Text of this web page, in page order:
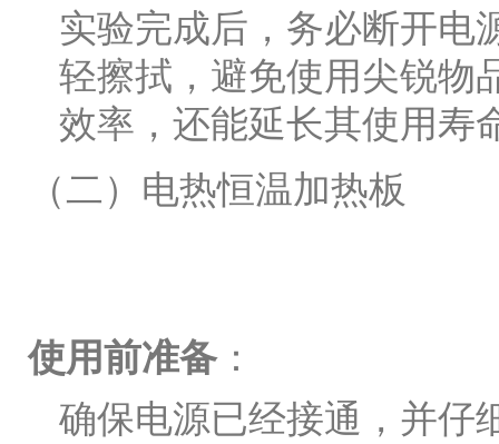
实验完成后，务必断开电
轻擦拭，避免使用尖锐物
效率，还能延长其使用寿
（二）电热恒温加热板
使用前准备：
确保电源已经接通，并仔